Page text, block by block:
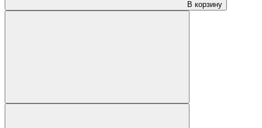
В корзину